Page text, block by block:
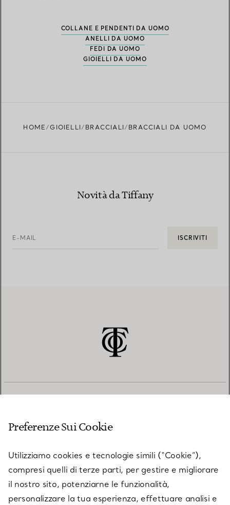
COLLANE E PENDENTI DA UOMO
ANELLI DA UOMO
FEDI DA UOMO
GIOIELLI DA UOMO
HOME GIOIELLI BRACCIALI BRACCIALI DA UOMO
Novità da Tiffany
E-MAIL ISCRIVITI
SU TIFFANY & CO.
Preferenze Sui Cookie
Utilizziamo cookies e tecnologie simili (“Cookie”),
compresi quelli di terze parti, per gestire e migliorare
il nostro sito, potenziarne le funzionalità,
personalizzare la tua esperienza, effettuare analisi e